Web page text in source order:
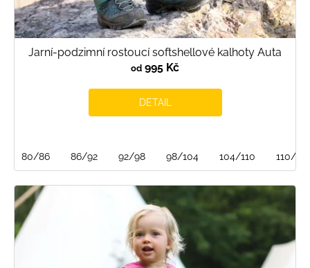
Jarní-podzimní rostoucí softshellové kalhoty Auta
od 995 Kč
DETAIL
80/86 86/92 92/98 98/104 104/110 110/116